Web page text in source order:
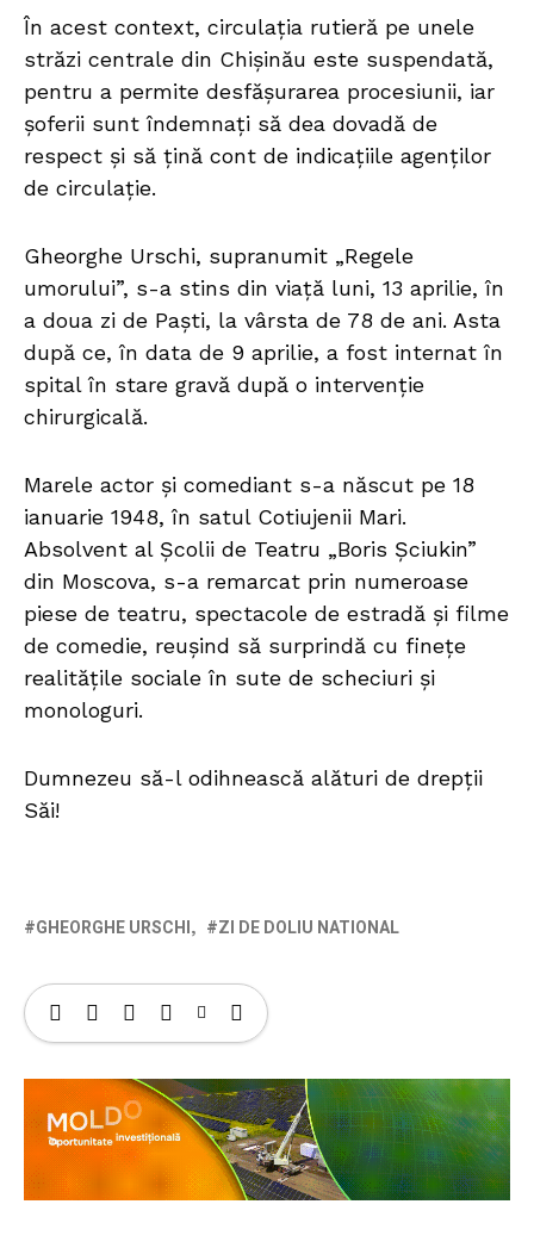
În acest context, circulația rutieră pe unele
străzi centrale din Chișinău este suspendată,
pentru a permite desfășurarea procesiunii, iar
șoferii sunt îndemnați să dea dovadă de
respect și să țină cont de indicațiile agenților
de circulație.
Gheorghe Urschi, supranumit „Regele
umorului”, s-a stins din viață luni, 13 aprilie, în
a doua zi de Paști, la vârsta de 78 de ani. Asta
după ce, în data de 9 aprilie, a fost internat în
spital în stare gravă după o intervenție
chirurgicală.
Marele actor și comediant s-a născut pe 18
ianuarie 1948, în satul Cotiujenii Mari.
Absolvent al Școlii de Teatru „Boris Șciukin”
din Moscova, s-a remarcat prin numeroase
piese de teatru, spectacole de estradă și filme
de comedie, reușind să surprindă cu finețe
realitățile sociale în sute de scheciuri și
monologuri.
Dumnezeu să-l odihnească alături de drepții
Săi!
GHEORGHE URSCHI ZI DE DOLIU NATIONAL